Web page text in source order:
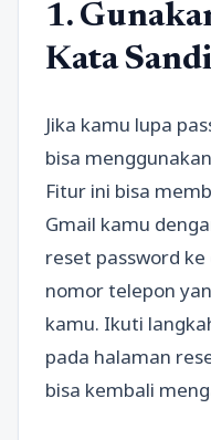
1.
Kata
Jika kamu lupa
bisa
Fitur ini bisa
Gmail kamu
reset password
nomor telepon
kamu. Ikuti
pada halaman
bisa kembali